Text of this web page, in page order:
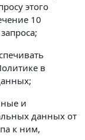
этого
10
в
и
данных от
к ним,